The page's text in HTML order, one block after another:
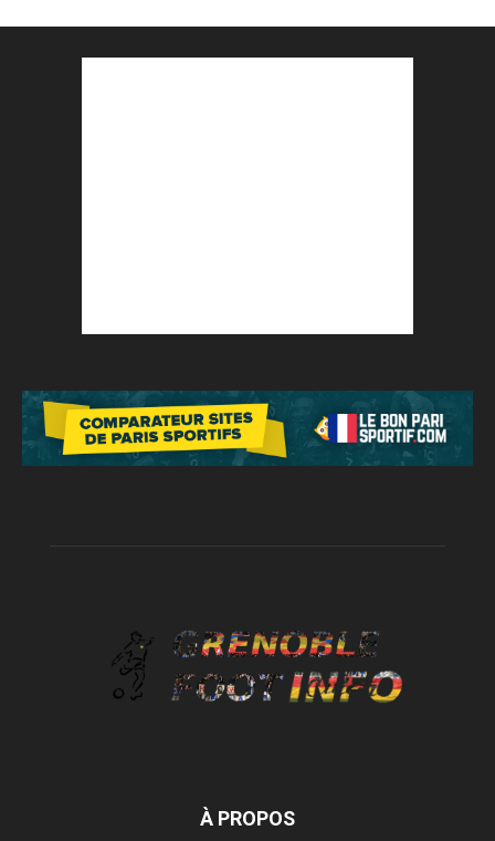
À PROPOS